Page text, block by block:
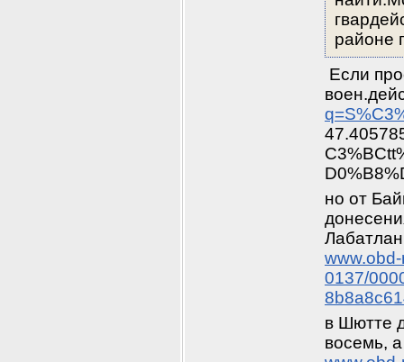
районе
Если
но от
0137/
в Шютте